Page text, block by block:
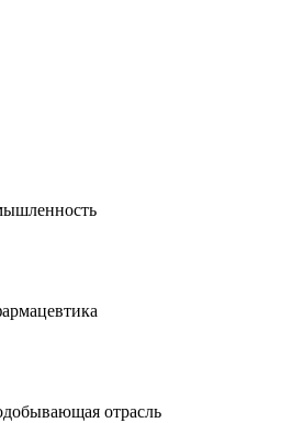
отрасль